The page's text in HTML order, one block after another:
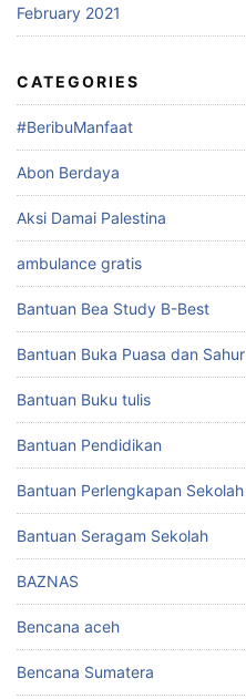
February 2021
CATEGORIES
#BeribuManfaat
Abon Berdaya
Aksi Damai Palestina
ambulance gratis
Bantuan Bea Study B-Best
Bantuan Buka Puasa dan Sahur
Bantuan Buku tulis
Bantuan Pendidikan
Bantuan Perlengkapan Sekolah
Bantuan Seragam Sekolah
BAZNAS
Bencana aceh
Bencana Sumatera